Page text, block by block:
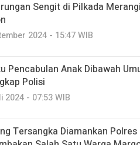
Sengit di Pilkada
2024 - 15:47 WIB
Pencabulan Anak Dibawah
Polisi
2024 - 07:53 WIB
Tersangka Diamankan